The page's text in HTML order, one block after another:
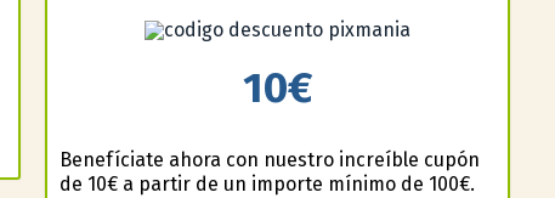
10€
Benefíciate ahora con nuestro increíble cupón
de 10€ a partir de un importe mínimo de 100€.